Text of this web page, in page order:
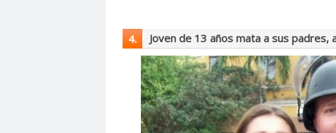
4. Joven de 13 años mata a sus padres,